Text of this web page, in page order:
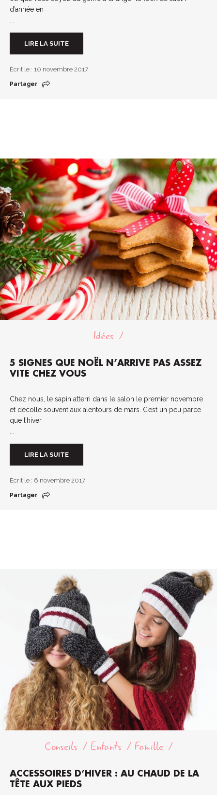
d’année en
LIRE LA SUITE
Écrit le : 10 novembre 2017
Partager
Idées
5 SIGNES QUE NOËL N’ARRIVE PAS ASSEZ
VITE CHEZ VOUS
Chez nous, le sapin atterri dans le salon le premier novembre
et décolle souvent aux alentours de mars. C’est un peu parce
que l’hiver
LIRE LA SUITE
Écrit le : 6 novembre 2017
Partager
Conseils Enfants Famille
ACCESSOIRES D’HIVER : AU CHAUD DE LA
TÊTE AUX PIEDS